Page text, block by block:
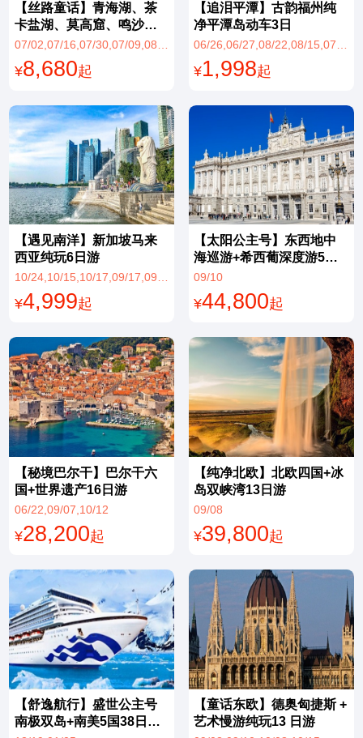
【丝路童话】青海湖、茶
卡盐湖、莫高窟、鸣沙山
月牙泉甘青奇遇记双飞8日07/02,07/16,07/30,07/09,08/27,08/20,07/23,08/06,08/13
¥8,680起
【追泪平潭】古韵福州纯
净平潭岛动车3日
06/26,06/27,08/22,08/15,07/25,08/26,08/01,08/29,08/08,07/18,07/11,07/04
¥1,998起
【遇见南洋】新加坡马来
西亚纯玩6日游
¥4,999起
【太阳公主号】东西地中
海巡游+希西葡深度游5国
21日游
09/10
¥44,800起
【秘境巴尔干】巴尔干六
国+世界遗产16日游
06/22,09/07,10/12
¥28,200起
【纯净北欧】北欧四国+冰
岛双峡湾13日游
09/08
¥39,800起
【舒逸航行】盛世公主号
南极双岛+南美5国38日游
【童话东欧】德奥匈捷斯 +
艺术慢游纯玩13 日游